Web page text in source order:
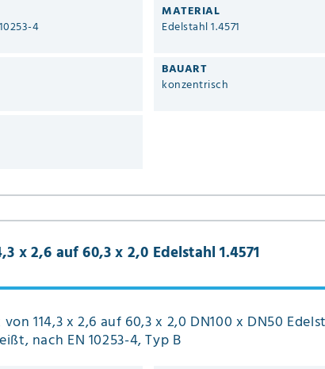
4
MATERIAL
Edelstahl 1.4571
BAUART
konzentrisch
x 2,6 auf 60,3 x 2,0 Edelstahl 1.4571
114,3 x 2,6 auf 60,3 x 2,0 DN100 x DN50
nach EN 10253-4, Typ B